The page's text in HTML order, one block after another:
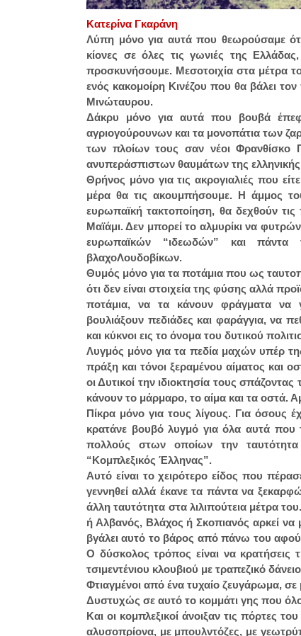
Κατερίνα Γκαράνη
Λύπη μόνο για αυτά που θεωρούσαμε
κίονες σε όλες τις γωνιές της
προσκυνήσουμε. Μεσοτοιχία στα μέτρα
ενός κακομοίρη Κινέζου που θα βάλει
Μινώταυρου.
Δάκρυ μόνο για αυτά που βουβά
αγριογούρουνων και τα μονοπάτια των
των πλοίων τους σαν νέοι Φρανθίσκο
ανυπεράσπιστων θαυμάτων της
Θρήνος μόνο για τις ακρογιαλιές που
μέρα θα τις ακουμπήσουμε. Η άμμος
ευρωπαϊκή τακτοποίηση, θα δεχθούν τις
Μαϊάμι. Δεν μπορεί το αλμυρίκι να
ευρωπαϊκών “ιδεωδών” και
βλαχοΛουδοβίκων.
Θυμός μόνο για τα ποτάμια που ως
ότι δεν είναι στοιχεία της φύσης αλλά
ποτάμια, να τα κάνουν φράγματα να
βουλιάξουν πεδιάδες και φαράγγια, να
και κύκνοι εις το όνομα του δυτικού
Λυγμός μόνο για τα πεδία μαχών υπέρ
πράξη και τόνοι ξεραμένου αίματος
οι Δυτικοί την ιδιοκτησία τους
κάνουν το μάρμαρο, το αίμα και τα οστά.
Πίκρα μόνο για τους λίγους. Για όσους
κρατάνε βουβό λυγμό για όλα αυτά που
πολλούς στων οποίων την ταυτότητα
“Κομπλεξικός Έλληνας”.
Αυτό είναι το χειρότερο είδος που
γεννηθεί αλλά έκανε τα πάντα να
άλλη ταυτότητα στα λιλιπούτεια μέτρα
ή Αλβανός, Βλάχος ή Σκοπιανός αρκεί να
βγάλει αυτό το βάρος από πάνω του
Ο δύσκολος τρόπος είναι να κρατήσεις
τσιμεντένιου κλουβιού με τραπεζικό
Φτιαγμένοι από ένα τυχαίο ζευγάρωμα,
Δυστυχώς σε αυτό το κομμάτι γης που
Και οι κομπλεξικοί άνοιξαν τις πόρτες
αλυσοπρίονα, με μπουλντόζες, με